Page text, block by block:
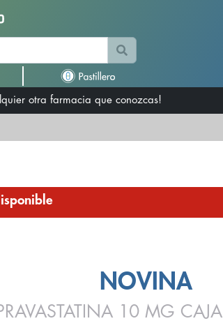
otra farmacia que conozcas!
NOVINA
10 MG